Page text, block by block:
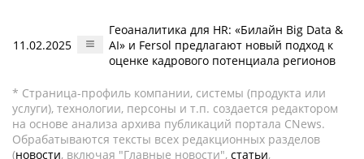
11.02.2025
Геоаналитика для HR: «Билайн Big Data &
AI» и Fersol предлагают новый подход к
оценке кадрового потенциала регионов
* Страница-профиль компании, системы (продукта или
услуги), технологии, персоны и т.п. создается редактором
на основе анализа архива публикаций портала CNews.
Обрабатываются тексты всех редакционных разделов
(новости, включая "Главные новости", статьи,